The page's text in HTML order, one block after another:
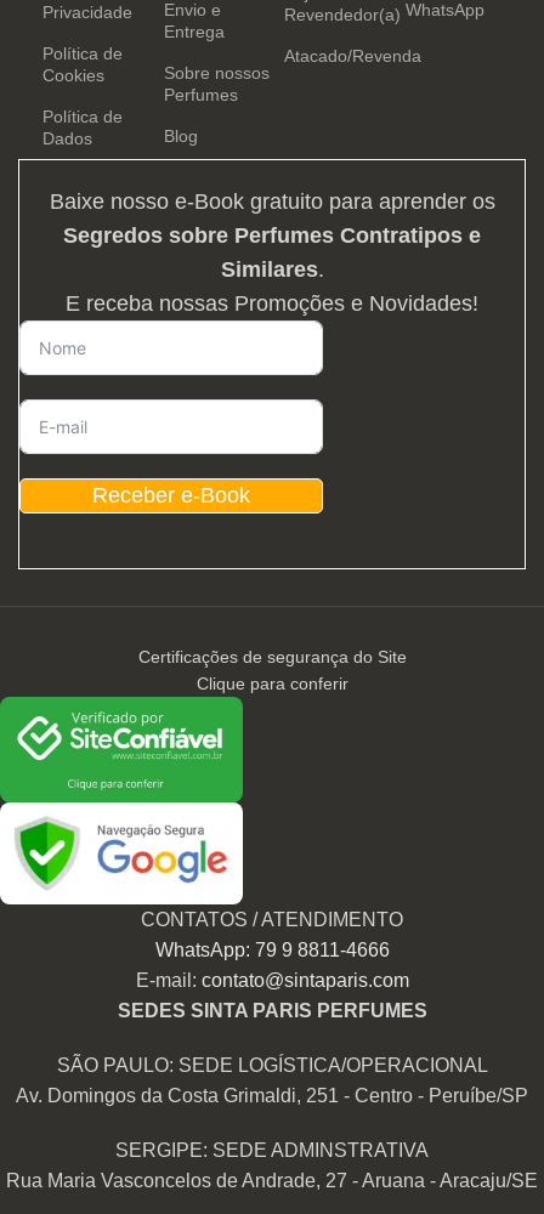
Privacidade
Política de
Cookies
Política de
Dados
Envio e
Entrega
Sobre nossos
Perfumes
Blog
Revendedor(a)
Atacado/Revenda
WhatsApp
Baixe nosso e-Book gratuito para aprender os
Segredos sobre Perfumes Contratipos e
Similares.
E receba nossas Promoções e Novidades!
Receber e-Book
Certificações de segurança do Site
Clique para conferir
CONTATOS / ATENDIMENTO
WhatsApp: 79 9 8811-4666
E-mail: contato@sintaparis.com
SEDES SINTA PARIS PERFUMES
SÃO PAULO: SEDE LOGÍSTICA/OPERACIONAL
Av. Domingos da Costa Grimaldi, 251 - Centro - Peruíbe/SP
SERGIPE: SEDE ADMINSTRATIVA
Rua Maria Vasconcelos de Andrade, 27 - Aruana - Aracaju/SE